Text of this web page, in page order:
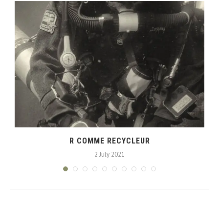
R COMME RECYCLEUR
2 July 2021